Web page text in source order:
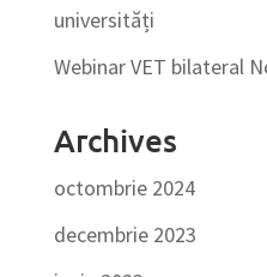
universități
Webinar VET bilateral
Archives
octombrie 2024
decembrie 2023